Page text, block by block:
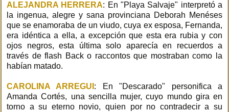
ALEJANDRA HERRERA: En "Playa Salvaje" interpretó a
la ingenua, alegre y sana provinciana Deborah Menéses
que se enamoraba de un viudo, cuya ex esposa, Fernanda,
era idéntica a ella, a excepción que esta era rubia y con
ojos negros, esta última solo aparecía en recuerdos a
través de flash Back o raccontos que mostraban como la
habían matado.
CAROLINA ARREGUI : En "Descarado" personifica a
Amanda Cortés, una sencilla mujer, cuyo mundo gira en
torno a su eterno novio, quien por no contradecir a su